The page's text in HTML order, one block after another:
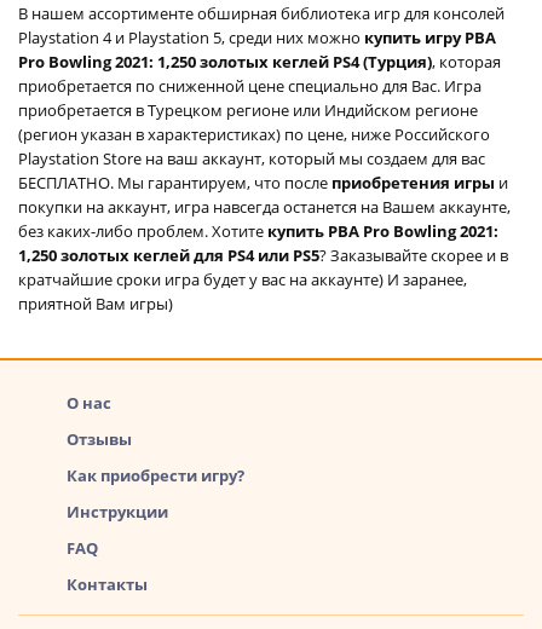
В нашем ассортименте обширная библиотека игр для консолей
Playstation 4 и Playstation 5, среди них можно купить игру PBA
Pro Bowling 2021: 1,250 золотых кеглей PS4 (Турция), которая
приобретается по сниженной цене специально для Вас. Игра
приобретается в Турецком регионе или Индийском регионе
(регион указан в характеристиках) по цене, ниже Российского
Playstation Store на ваш аккаунт, который мы создаем для вас
БЕСПЛАТНО. Мы гарантируем, что после приобретения игры и
покупки на аккаунт, игра навсегда останется на Вашем аккаунте,
без каких-либо проблем. Хотите купить PBA Pro Bowling 2021:
1,250 золотых кеглей для PS4 или PS5? Заказывайте скорее и в
кратчайшие сроки игра будет у вас на аккаунте) И заранее,
приятной Вам игры)
О нас
Отзывы
Как приобрести игру?
Инструкции
FAQ
Контакты